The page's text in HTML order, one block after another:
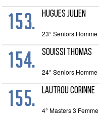
153. HUGUES JULIEN
23° Seniors Homme
154. SOUISSI THOMAS
24° Seniors Homme
155. LAUTROU CORINNE
4° Masters 3 Femme